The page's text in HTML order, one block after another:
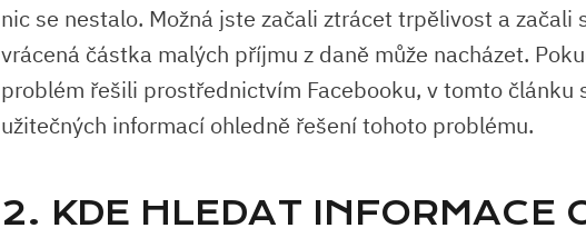
nic se nestalo. Možná jste začali ztrácet trpělivost a začali
vrácená částka malých příjmu z daně může nacházet.
problém řešili prostřednictvím Facebooku, v tomto článku
užitečných informací ohledně řešení tohoto problému.
2. KDE HLEDAT INFORMACE